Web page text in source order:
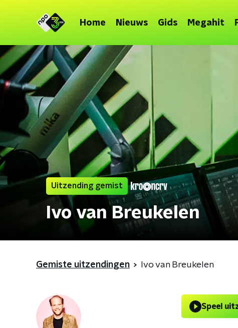
Home Nieuws Gids Megahit
Uitzending gemist
Ivo van Breukelen
Gemiste uitzendingen Ivo van Breukelen
Speel